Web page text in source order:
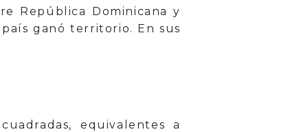
República Dominicana y
ganó territorio. En sus
equivalentes a